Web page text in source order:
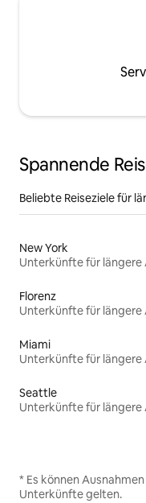
Spannende
Beliebte Reiseziele für
New York
Florenz
Miami
Seattle
* Es können
Unterkünfte gelten.